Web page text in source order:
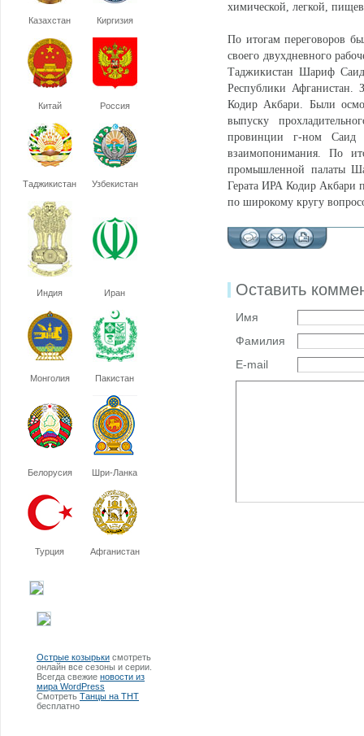
Казахстан Киргизия
Китай Россия
Таджикистан Узбекистан
Индия Иран
Монголия Пакистан
Белорусия Шри-Ланка
Турция Афганистан
Острые козырьки смотреть
онлайн все сезоны и серии.
Всегда свежие новости из
мира WordPress
Смотреть Танцы на ТНТ
бесплатно
химической, легкой,
По итогам переговоров
своего двухдневного
Таджикистан Шариф
Республики Афганистан.
Кодир Акбари. Были
выпуску
провинции г-ном Саид
взаимопонимания. По
промышленной палаты
Герата ИРА Кодир Акбари
по широкому кругу
Оставить
Имя
Фамилия
E-mail